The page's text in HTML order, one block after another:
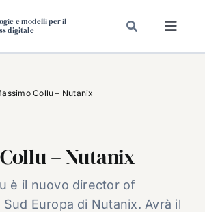
e modelli per il
digitale
REDAZIONE
Collu – Nutanix
– Nutanix
è il nuovo director of
Europa di Nutanix. Avrà il